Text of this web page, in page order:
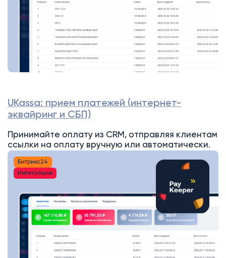
UKassa: прием платежей (интернет-
эквайринг и СБП)
Принимайте оплату из CRM, отправляя клиентам
ссылки на оплату вручную или автоматически.
Битрикс24
Интеграции